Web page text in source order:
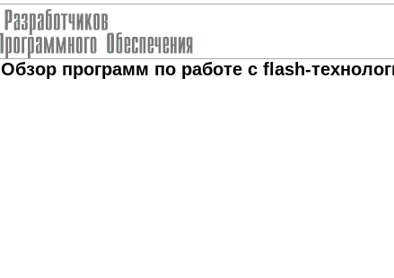
Обзор программ по работе с flash-